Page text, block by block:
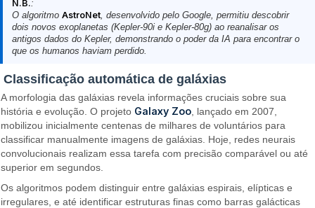
N.B.:
O algoritmo AstroNet, desenvolvido pelo Google, permitiu descobrir
dois novos exoplanetas (Kepler-90i e Kepler-80g) ao reanalisar os
antigos dados do Kepler, demonstrando o poder da IA para encontrar o
que os humanos haviam perdido.
Classificação automática de galáxias
A morfologia das galáxias revela informações cruciais sobre sua
história e evolução. O projeto Galaxy Zoo, lançado em 2007,
mobilizou inicialmente centenas de milhares de voluntários para
classificar manualmente imagens de galáxias. Hoje, redes neurais
convolucionais realizam essa tarefa com precisão comparável ou até
superior em segundos.
Os algoritmos podem distinguir entre galáxias espirais, elípticas e
irregulares, e até identificar estruturas finas como barras galácticas